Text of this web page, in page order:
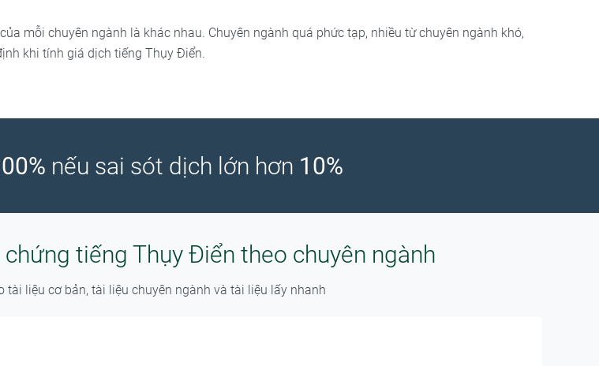
mỗi chuyên ngành là khác nhau. Chuyên ngành quá phức tạp, nhiều từ chuyên ngành khó,
khi tính giá dịch tiếng Thụy Điển.
nếu sai sót dịch lớn hơn 10%
tiếng Thụy Điển theo chuyên ngành
tài liệu cơ bản, tài liệu chuyên ngành và tài liệu lấy nhanh